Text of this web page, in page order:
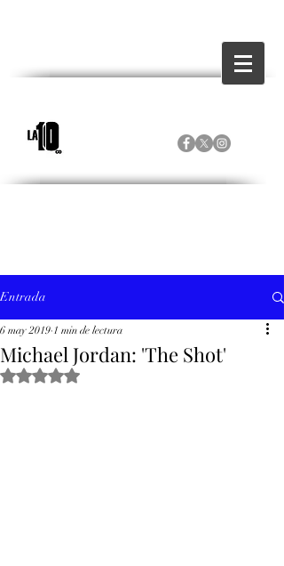
Entrada
Michael Jordan: 'The Shot'
6 may 2019 1 min de lectura
Obtuvo NaN de 5 estrellas.